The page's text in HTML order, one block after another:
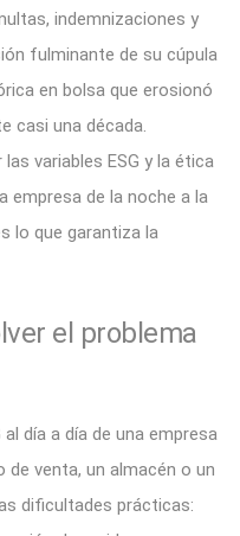
indemnizaciones y
fulminante de su cúpula
en bolsa que erosionó
casi una década.
las variables ESG y la ética
empresa de la noche a la
lo que garantiza la
el problema
día a día de una empresa
de venta, un almacén o un
dificultades prácticas: